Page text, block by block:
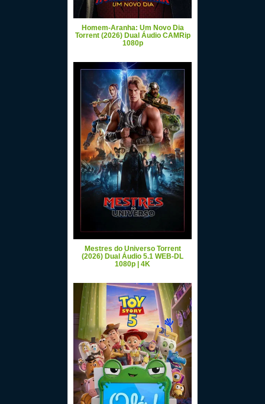
Homem-Aranha: Um Novo Dia
Torrent (2026) Dual Áudio CAMRip
1080p
Mestres do Universo Torrent
(2026) Dual Áudio 5.1 WEB-DL
1080p | 4K